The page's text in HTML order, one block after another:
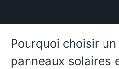
Pourquoi choisir
panneaux solaires